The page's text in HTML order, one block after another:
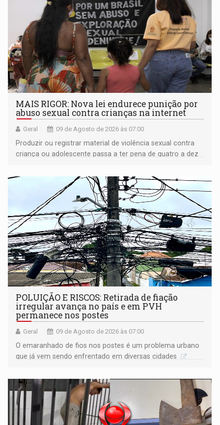
MAIS RIGOR: Nova lei endurece punição por
abuso sexual contra crianças na internet
Geral 09 de Agosto de 2026 às 07:00
Produzir ou registrar material de violência sexual contra
criança ou adolescente passa a ter pena de quatro a dez
POLUIÇÃO E RISCOS: Retirada de fiação
irregular avança no país e em PVH
permanece nos postes
Geral 09 de Agosto de 2026 às 07:00
O emaranhado de fios nos postes é um problema urbano
que já vem sendo enfrentado em diversas cidades